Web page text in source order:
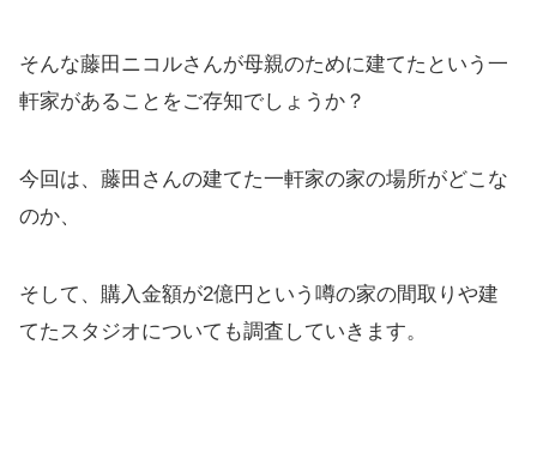
そんな藤田ニコルさんが母親のために建てたという一
軒家があることをご存知でしょうか？
今回は、藤田さんの建てた一軒家の家の場所がどこな
のか、
そして、購入金額が2億円という噂の家の間取りや建
てたスタジオについても調査していきます。